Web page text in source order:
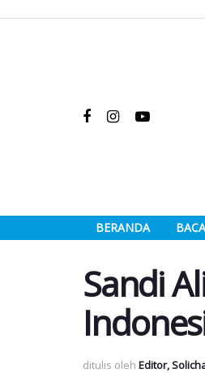
BERANDA BACA
Sandi
ditulis oleh Editor,